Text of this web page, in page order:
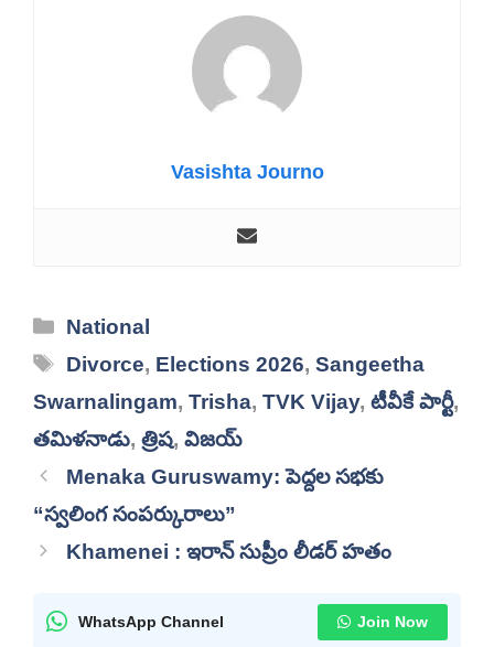
Vasishta Journo
Categories
National
Tags
Divorce, Elections 2026,Sangeetha
Swarnalingam, Trisha, TVK Vijay, టీవీకే పార్టీ,
తమిళనాడు, త్రిష, విజయ్
Menaka Guruswamy: పెద్దల సభకు
“స్వలింగ సంపర్కురాలు”
Khamenei : ఇరాన్ సుప్రీం లీడర్ హతం
WhatsApp Channel Join Now